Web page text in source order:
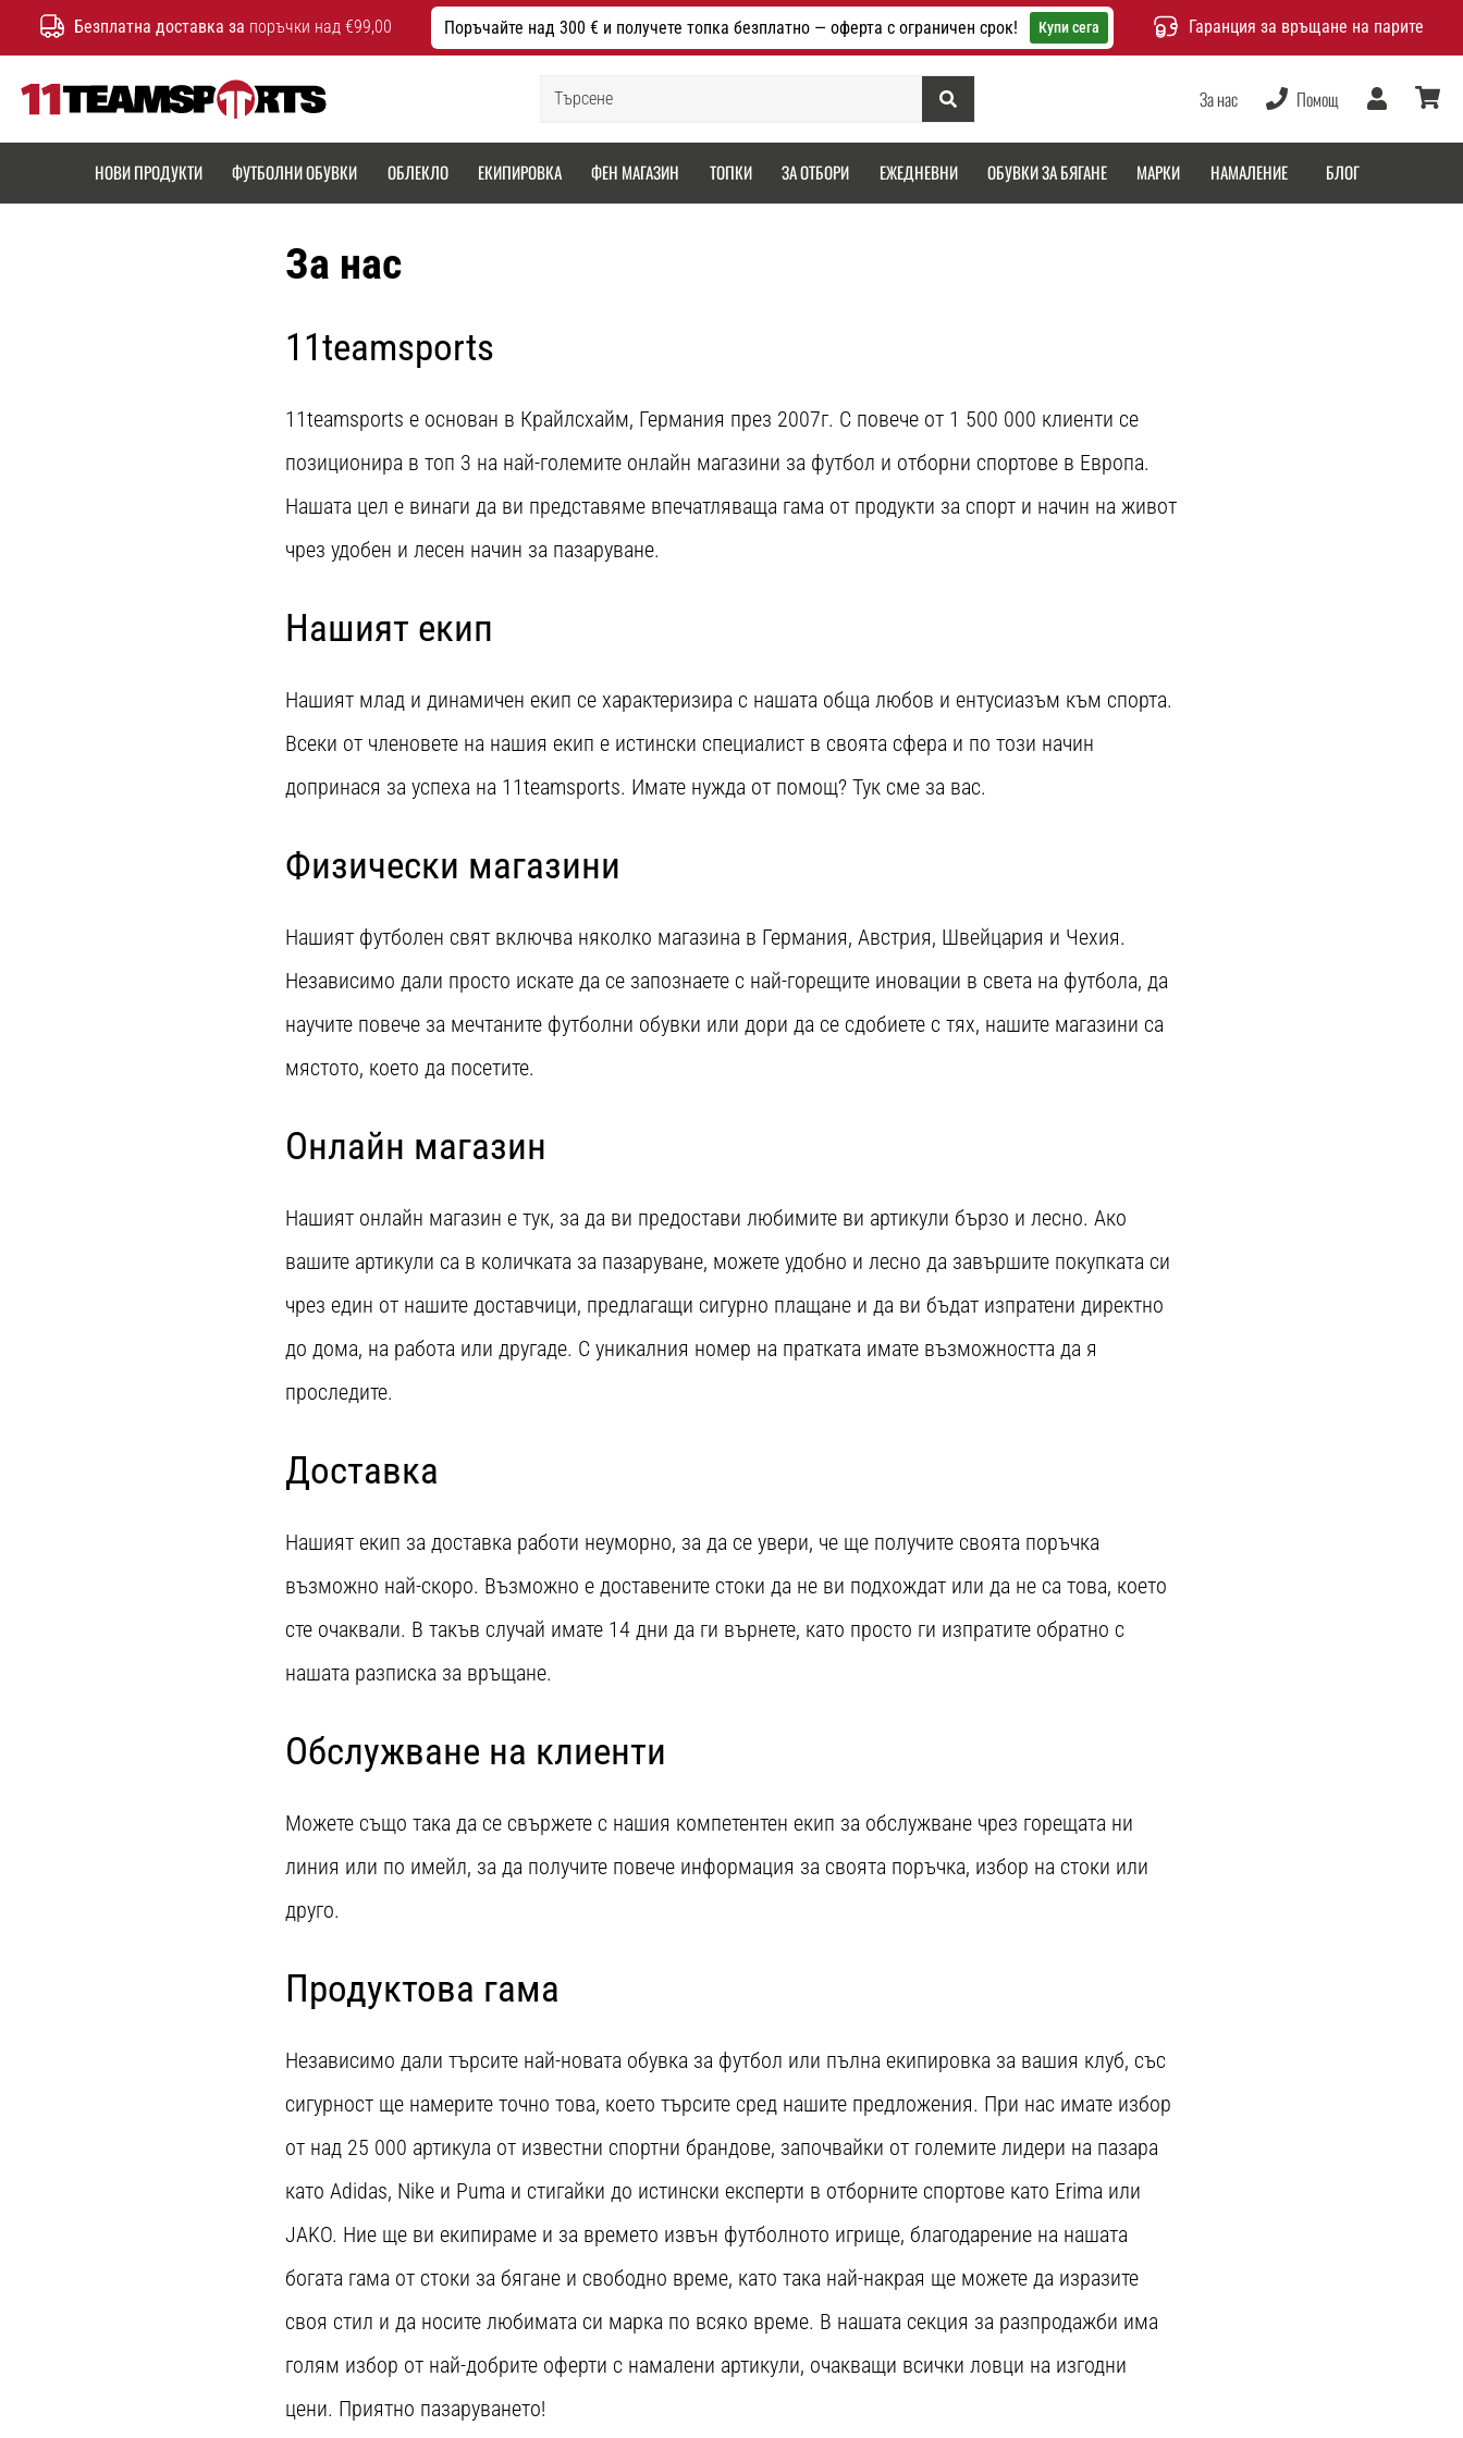
Безплатна доставка за поръчки над €99,00 Поръчайте над 300 € и получете топка безплатно — оферта с ограничен срок! Купи сега Гаранция за връщане на парите
Търсене
За нас Помощ
Потребител
НОВИ ПРОДУКТИ ФУТБОЛНИ ОБУВКИ ОБЛЕКЛО ЕКИПИРОВКА ФЕН МАГАЗИН ТОПКИ ЗА ОТБОРИ ЕЖЕДНЕВНИ ОБУВКИ ЗА БЯГАНЕ МАРКИ НАМАЛЕНИЕ БЛОГ
За нас
11teamsports
11teamsports е основан в Крайлсхайм, Германия през 2007г. С повече от 1 500 000 клиенти се
позиционира в топ 3 на най-големите онлайн магазини за футбол и отборни спортове в Европа.
Нашата цел е винаги да ви представяме впечатляваща гама от продукти за спорт и начин на живот
чрез удобен и лесен начин за пазаруване.
Нашият екип
Нашият млад и динамичен екип се характеризира с нашата обща любов и ентусиазъм към спорта.
Всеки от членовете на нашия екип е истински специалист в своята сфера и по този начин
допринася за успеха на 11teamsports. Имате нужда от помощ? Тук сме за вас.
Физически магазини
Нашият футболен свят включва няколко магазина в Германия, Австрия, Швейцария и Чехия.
Независимо дали просто искате да се запознаете с най-горещите иновации в света на футбола, да
научите повече за мечтаните футболни обувки или дори да се сдобиете с тях, нашите магазини са
мястото, което да посетите.
Онлайн магазин
Нашият онлайн магазин е тук, за да ви предостави любимите ви артикули бързо и лесно. Ако
вашите артикули са в количката за пазаруване, можете удобно и лесно да завършите покупката си
чрез един от нашите доставчици, предлагащи сигурно плащане и да ви бъдат изпратени директно
до дома, на работа или другаде. С уникалния номер на пратката имате възможността да я
проследите.
Доставка
Нашият екип за доставка работи неуморно, за да се увери, че ще получите своята поръчка
възможно най-скоро. Възможно е доставените стоки да не ви подхождат или да не са това, което
сте очаквали. В такъв случай имате 14 дни да ги върнете, като просто ги изпратите обратно с
нашата разписка за връщане.
Обслужване на клиенти
Можете също така да се свържете с нашия компетентен екип за обслужване чрез горещата ни
линия или по имейл, за да получите повече информация за своята поръчка, избор на стоки или
друго.
Продуктова гама
Независимо дали търсите най-новата обувка за футбол или пълна екипировка за вашия клуб, със
сигурност ще намерите точно това, което търсите сред нашите предложения. При нас имате избор
от над 25 000 артикула от известни спортни брандове, започвайки от големите лидери на пазара
като Adidas, Nike и Puma и стигайки до истински експерти в отборните спортове като Erima или
JAKO. Ние ще ви екипираме и за времето извън футболното игрище, благодарение на нашата
богата гама от стоки за бягане и свободно време, като така най-накрая ще можете да изразите
своя стил и да носите любимата си марка по всяко време. В нашата секция за разпродажби има
голям избор от най-добрите оферти с намалени артикули, очакващи всички ловци на изгодни
цени. Приятно пазаруването!